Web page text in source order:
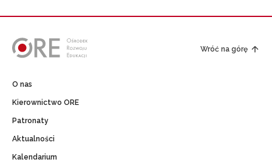
Wróć na górę
O nas
Kierownictwo ORE
Patronaty
Aktualności
Kalendarium